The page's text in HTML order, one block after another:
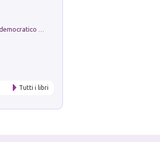
Tutti i libri